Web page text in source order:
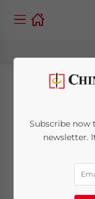
du
Subscribe now
newsletter.